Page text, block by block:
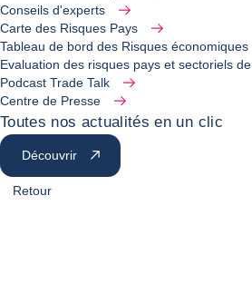
Conseils d'experts
Carte des Risques Pays
Tableau de bord des Risques économiques
Evaluation des risques pays et sectoriels
Podcast Trade Talk
Centre de Presse
Toutes nos actualités en un clic
Découvrir
Retour